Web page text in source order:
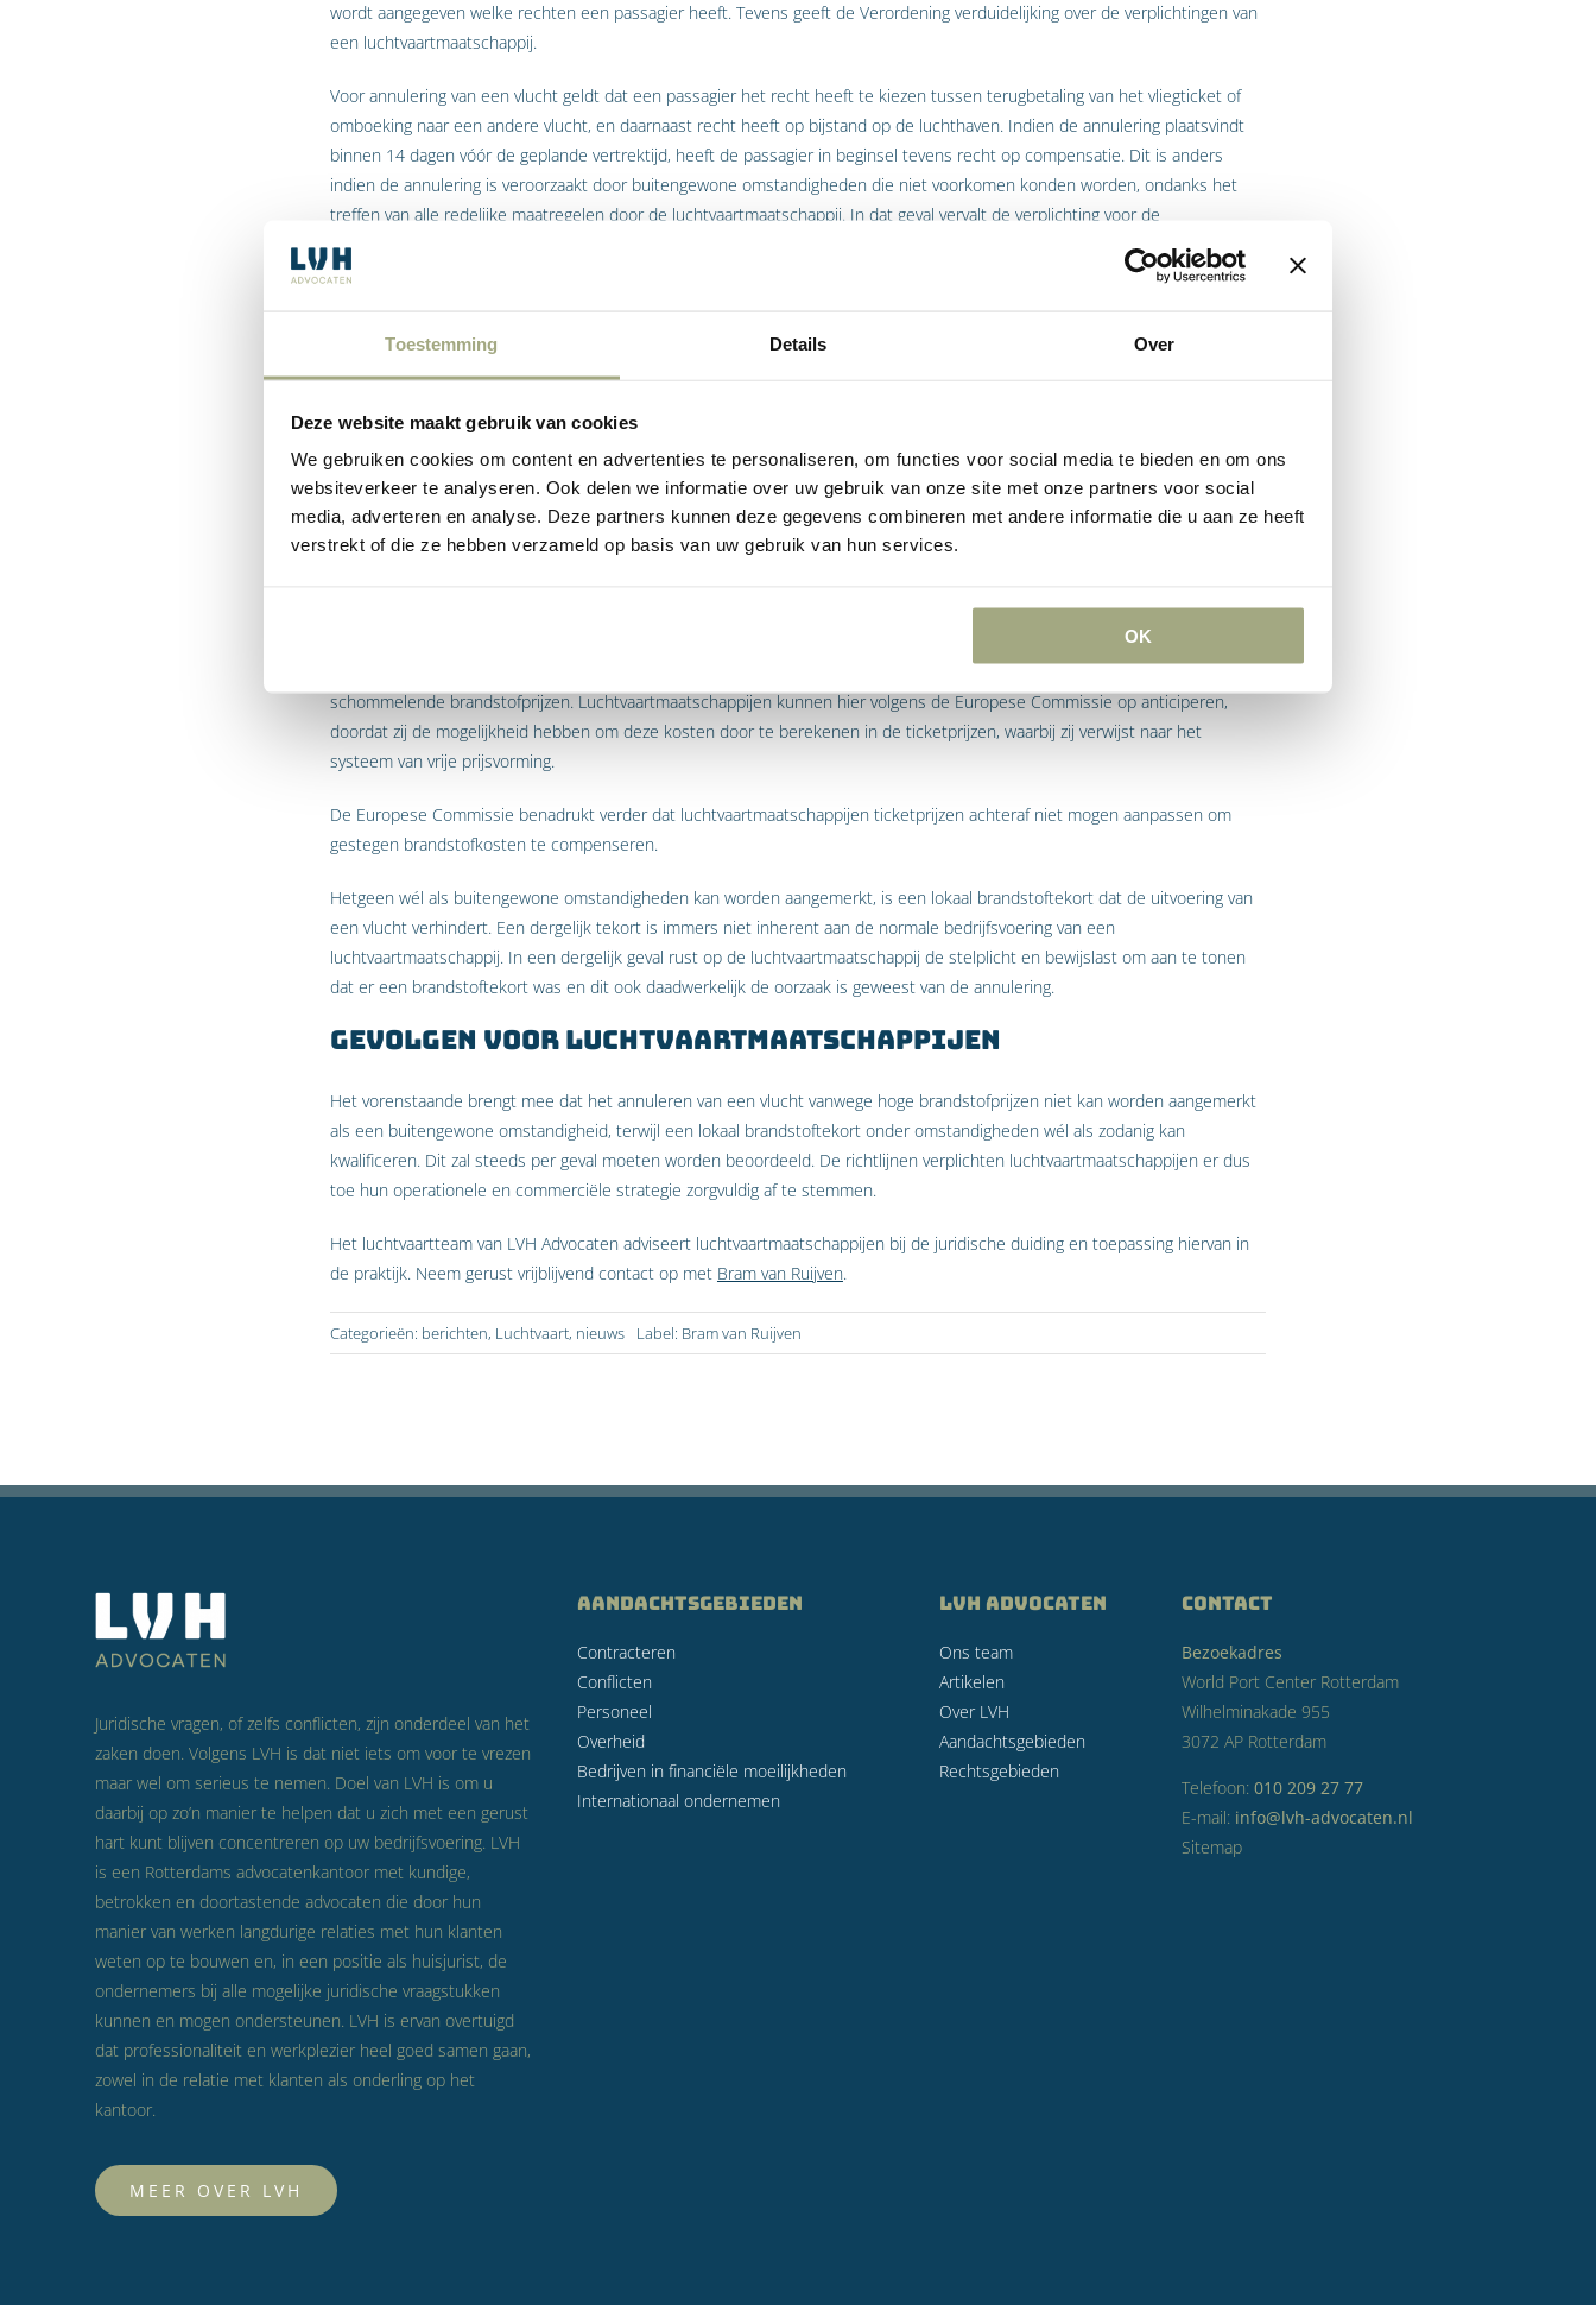
Toestemming Details Over
Deze website maakt gebruik van cookies
We gebruiken cookies om content en advertenties te personaliseren, om functies voor social media te bieden en om ons
websiteverkeer te analyseren. Ook delen we informatie over uw gebruik van onze site met onze partners voor social
media, adverteren en analyse. Deze partners kunnen deze gegevens combineren met andere informatie die u aan ze heeft
verstrekt of die ze hebben verzameld op basis van uw gebruik van hun services.
OK
wordt aangegeven welke rechten een passagier heeft. Tevens geeft de Verordening verduidelijking over de verplichtingen van
een luchtvaartmaatschappij.
Voor annulering van een vlucht geldt dat een passagier het recht heeft te kiezen tussen terugbetaling van het vliegticket of
omboeking naar een andere vlucht, en daarnaast recht heeft op bijstand op de luchthaven. Indien de annulering plaatsvindt
binnen 14 dagen vóór de geplande vertrektijd, heeft de passagier in beginsel tevens recht op compensatie. Dit is anders
indien de annulering is veroorzaakt door buitengewone omstandigheden die niet voorkomen konden worden, ondanks het
treffen van alle redelijke maatregelen door de luchtvaartmaatschappij. In dat geval vervalt de verplichting voor de
luchtvaartmaatschappij om compensatie te betalen.
verstaan dat de luchtvaartmaatschappij alle maatregelen heeft getroffen die redelijkerwijs van haar konden worden verwacht
om de gevolgen voor de passagiers te voorkomen, dan wel te beperken.
Hoge brandstofprijzen en brandstoftekorten
De vraag is of hoge brandstofprijzen en brandstoftekorten kunnen worden gekwalificeerd als buitengewone omstandigheid.
De Europese Commissie heeft bepaald dat gestegen brandstofprijzen niet kunnen worden aangemerkt als buitengewone
omstandigheid in de zin van artikel 5 van de Verordening, omdat brandstof onderdeel is van de kosten van een
schommelende brandstofprijzen. Luchtvaartmaatschappijen kunnen hier volgens de Europese Commissie op anticiperen,
doordat zij de mogelijkheid hebben om deze kosten door te berekenen in de ticketprijzen, waarbij zij verwijst naar het
systeem van vrije prijsvorming.
De Europese Commissie benadrukt verder dat luchtvaartmaatschappijen ticketprijzen achteraf niet mogen aanpassen om
gestegen brandstofkosten te compenseren.
Hetgeen wél als buitengewone omstandigheden kan worden aangemerkt, is een lokaal brandstoftekort dat de uitvoering van
een vlucht verhindert. Een dergelijk tekort is immers niet inherent aan de normale bedrijfsvoering van een
luchtvaartmaatschappij. In een dergelijk geval rust op de luchtvaartmaatschappij de stelplicht en bewijslast om aan te tonen
dat er een brandstoftekort was en dit ook daadwerkelijk de oorzaak is geweest van de annulering.
Gevolgen voor luchtvaartmaatschappijen
Het vorenstaande brengt mee dat het annuleren van een vlucht vanwege hoge brandstofprijzen niet kan worden aangemerkt
als een buitengewone omstandigheid, terwijl een lokaal brandstoftekort onder omstandigheden wél als zodanig kan
kwalificeren. Dit zal steeds per geval moeten worden beoordeeld. De richtlijnen verplichten luchtvaartmaatschappijen er dus
toe hun operationele en commerciële strategie zorgvuldig af te stemmen.
Het luchtvaartteam van LVH Advocaten adviseert luchtvaartmaatschappijen bij de juridische duiding en toepassing hiervan in
de praktijk. Neem gerust vrijblijvend contact op met Bram van Ruijven.
Categorieën: berichten, Luchtvaart, nieuws Label: Bram van Ruijven
Juridische vragen, of zelfs conflicten, zijn onderdeel van het
zaken doen. Volgens LVH is dat niet iets om voor te vrezen
maar wel om serieus te nemen. Doel van LVH is om u
daarbij op zo’n manier te helpen dat u zich met een gerust
hart kunt blijven concentreren op uw bedrijfsvoering. LVH
is een Rotterdams advocatenkantoor met kundige,
betrokken en doortastende advocaten die door hun
manier van werken langdurige relaties met hun klanten
weten op te bouwen en, in een positie als huisjurist, de
ondernemers bij alle mogelijke juridische vraagstukken
kunnen en mogen ondersteunen. LVH is ervan overtuigd
dat professionaliteit en werkplezier heel goed samen gaan,
zowel in de relatie met klanten als onderling op het
kantoor.
MEER OVER LVH
AANDACHTSGEBIEDEN
Contracteren
Conflicten
Personeel
Overheid
Bedrijven in financiële moeilijkheden
Internationaal ondernemen
LVH Advocaten
Ons team
Artikelen
Over LVH
Aandachtsgebieden
Rechtsgebieden
CONTACT
Bezoekadres
World Port Center Rotterdam
Wilhelminakade 955
3072 AP Rotterdam
Telefoon: 010 209 27 77
E-mail: info@lvh-advocaten.nl
Sitemap